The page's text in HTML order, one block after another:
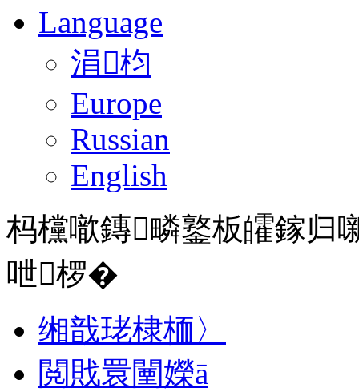
Language
涓枃
Europe
Russian
English
杩欓噷鏄疄鐜板皬鎵归
呭椤�
缃戠珯棣栭〉
閲戝睘闉嬫ā